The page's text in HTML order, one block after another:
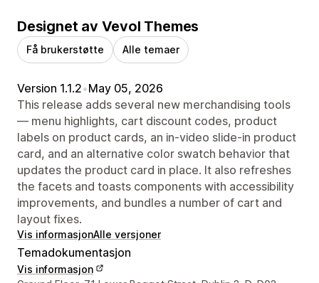
Designet av Vevol Themes
Få brukerstøtte Alle temaer
Version 1.1.2•May 05, 2026
This release adds several new merchandising tools
— menu highlights, cart discount codes, product
labels on product cards, an in-video slide-in product
card, and an alternative color swatch behavior that
updates the product card in place. It also refreshes
the facets and toasts components with accessibility
improvements, and bundles a number of cart and
layout fixes.
Vis informasjonAlle versjoner
Temadokumentasjon
Vis informasjon